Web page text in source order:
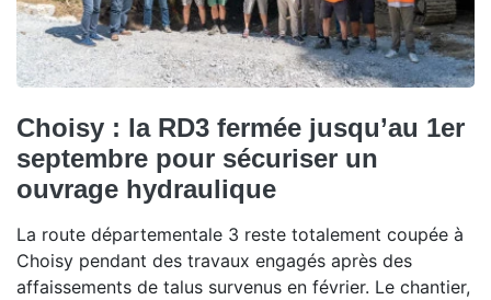
Choisy : la RD3 fermée jusqu’au 1er
septembre pour sécuriser un
ouvrage hydraulique
La route départementale 3 reste totalement coupée à
Choisy pendant des travaux engagés après des
affaissements de talus survenus en février. Le chantier,